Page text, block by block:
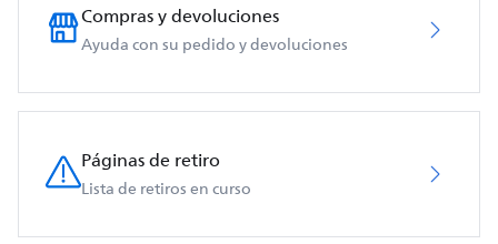
Compras y devoluciones
Ayuda con su pedido y devoluciones
Páginas de retiro
Lista de retiros en curso